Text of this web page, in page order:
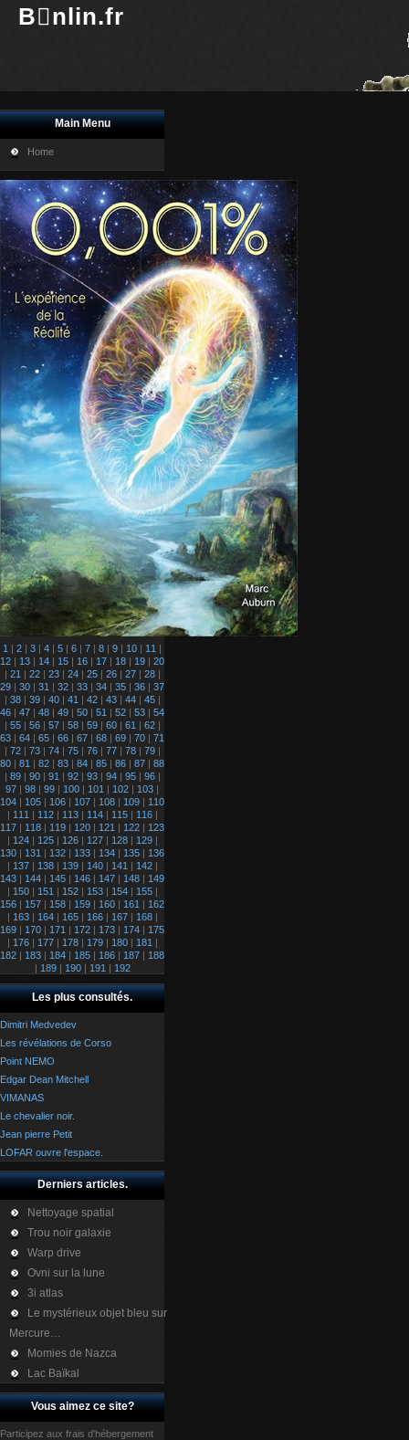
Bnlin.fr
Main Menu
Home
1 | 2 | 3 | 4 | 5 | 6 | 7 | 8 | 9 | 10 | 11 |
12 | 13 | 14 | 15 | 16 | 17 | 18 | 19 | 20
| 21 | 22| 23| 24| 25| 26| 27| 28|
29 | 30 | 31 | 32 | 33 | 34 | 35 | 36 | 37
| 38| 39| 40| 41 | 42| 43| 44| 45|
46 | 47 | 48 | 49 | 50 | 51 | 52 | 53 | 54
| 55| 56| 57| 58| 59| 60| 61 | 62|
63 | 64 | 65 | 66 | 67 | 68 | 69 | 70 | 71
| 72| 73| 74| 75| 76| 77| 78| 79|
80 | 81 | 82 | 83 | 84 | 85 | 86 | 87 | 88
| 89| 90| 91 | 92| 93| 94| 95| 96|
97 | 98 | 99 | 100 | 101 | 102 | 103 |
104 | 105 | 106 | 107 | 108 | 109 | 110
| 111 | 112| 113| 114| 115| 116|
117 | 118 | 119 | 120 | 121 | 122 | 123
| 124| 125| 126| 127| 128| 129|
130 | 131 | 132 | 133 | 134 | 135 | 136
| 137| 138| 139| 140| 141 | 142|
143 | 144 | 145 | 146 | 147 | 148 | 149
| 150| 151 | 152| 153| 154| 155|
156 | 157 | 158 | 159 | 160 | 161 | 162
| 163| 164| 165| 166| 167| 168|
169 | 170 | 171 | 172 | 173 | 174 | 175
| 176| 177| 178| 179| 180| 181 |
182 | 183 | 184 | 185 | 186 | 187 | 188
| 189| 190| 191 | 192
Les plus consultés.
Dimitri Medvedev
Les révélations de Corso
Point NEMO
Edgar Dean Mitchell
VIMANAS
Le chevalier noir.
Jean pierre Petit
LOFAR ouvre l'espace.
Derniers articles.
Nettoyage spatial
Trou noir galaxie
Warp drive
Ovni sur la lune
3i atlas
Le mystérieux objet bleu sur
Mercure…
Momies de Nazca
Lac Baïkal
Vous aimez ce site?
Participez aux frais d'hébergement